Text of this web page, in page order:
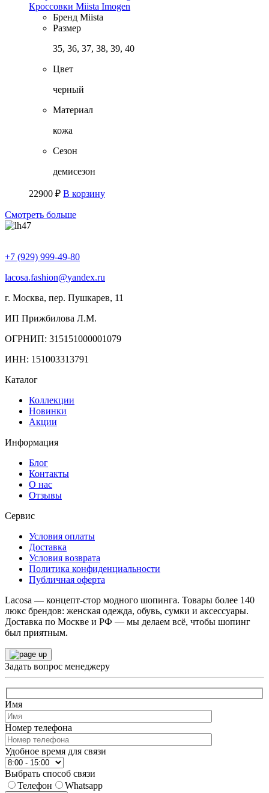
Кроссовки Miista Imogen
Бренд Miista
Размер
35, 36, 37, 38, 39, 40
Цвет
черный
Материал
кожа
Сезон
демисезон
22900 ₽ В корзину
Смотреть больше
+7 (929) 999-49-80
lacosa.fashion@yandex.ru
г. Москва, пер. Пушкарев, 11
ИП Прижбилова Л.М.
ОГРНИП: 315151000001079
ИНН: 151003313791
Каталог
Коллекции
Новинки
Акции
Информация
Блог
Контакты
О нас
Отзывы
Сервис
Условия оплаты
Доставка
Условия возврата
Политика конфиденциальности
Публичная оферта
Lacosa — концепт-стор модного шопинга. Товары более 140
люкс брендов: женская одежда, обувь, сумки и аксессуары.
Доставка по Москве и РФ — мы делаем всё, чтобы шопинг
был приятным.
Задать вопрос менеджеру
Имя
Номер телефона
Удобное время для связи
Выбрать способ связи
Телефон
Whatsapp